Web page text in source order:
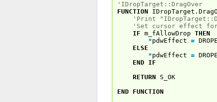
'IDropTarget::DragOver
FUNCTION
'Print
'Set cursor effect
IF m_fAllowDrop THEN
*pdwEffect =
ELSE
*pdwEffect =
END IF
RETURN S_OK
END FUNCTION